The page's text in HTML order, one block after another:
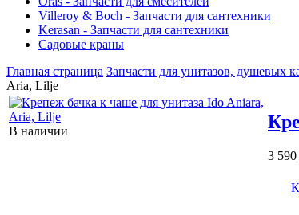
Villeroy & Boch - Запчасти для сантехники
Kerasan - Запчасти для сантехники
Садовые краны
Главная страница Запчасти для унитазов, душевых
Aria, Lilje
В наличии
3 590